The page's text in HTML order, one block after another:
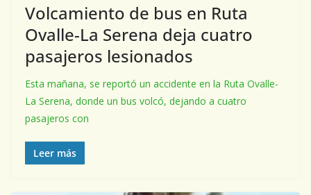
Volcamiento de bus en Ruta
Ovalle-La Serena deja cuatro
pasajeros lesionados
Esta mañana, se reportó un accidente en la Ruta Ovalle-
La Serena, donde un bus volcó, dejando a cuatro
pasajeros con
Leer más